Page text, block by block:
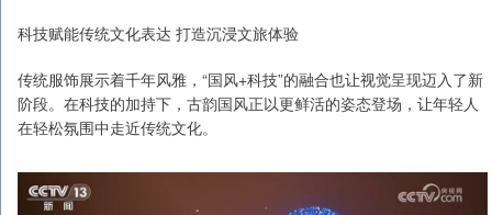
科技赋能传统文化表达 打造沉浸文旅体验
传统服饰展示着千年风雅，“国风+科技”的融合也让视觉呈现迈入了新
阶段。在科技的加持下，古韵国风正以更鲜活的姿态登场，让年轻人
在轻松氛围中走近传统文化。